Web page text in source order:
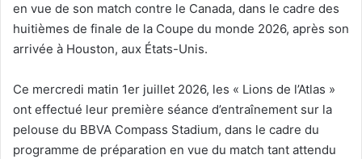
en vue de son match contre le Canada, dans le cadre des
huitièmes de finale de la Coupe du monde 2026, après son
arrivée à Houston, aux États-Unis.
Ce mercredi matin 1er juillet 2026, les « Lions de l’Atlas »
ont effectué leur première séance d’entraînement sur la
pelouse du BBVA Compass Stadium, dans le cadre du
programme de préparation en vue du match tant attendu